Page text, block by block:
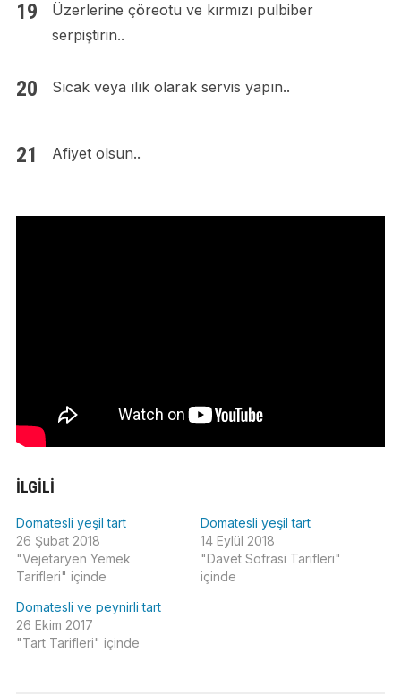
Üzerlerine çöreotu ve kırmızı pulbiber
serpiştirin..
Sıcak veya ılık olarak servis yapın..
Afiyet olsun..
İLGILI
Domatesli yeşil tart
26 Şubat 2018
"Vejetaryen Yemek
Tarifleri" içinde
Domatesli yeşil tart
14 Eylül 2018
"Davet Sofrasi Tarifleri"
içinde
Domatesli ve peynirli tart
26 Ekim 2017
"Tart Tarifleri" içinde